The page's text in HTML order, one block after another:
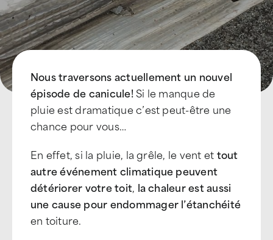
Nous traversons actuellement un nouvel
épisode de canicule!Si le manque de
pluie est dramatique c’est peut-être une
chance pour vous…
En effet, si la pluie, la grêle, le vent ettout
autre événement climatique peuvent
détériorer votre toit, la chaleur est aussi
une cause pour endommager l’étanchéité
en toiture.